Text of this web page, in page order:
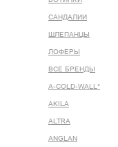
САНДАЛИИ
ШЛЕПАНЦЫ
ЛОФЕРЫ
ВСЕ БРЕНДЫ
A-COLD-WALL*
AKILA
ALTRA
ANGLAN